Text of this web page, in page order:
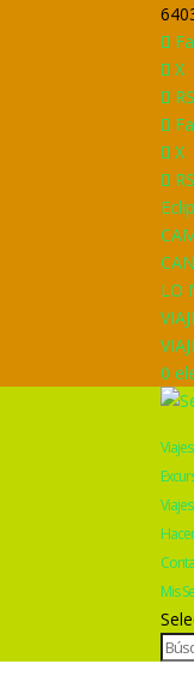
X
X
LO
0
Viajes
Mis